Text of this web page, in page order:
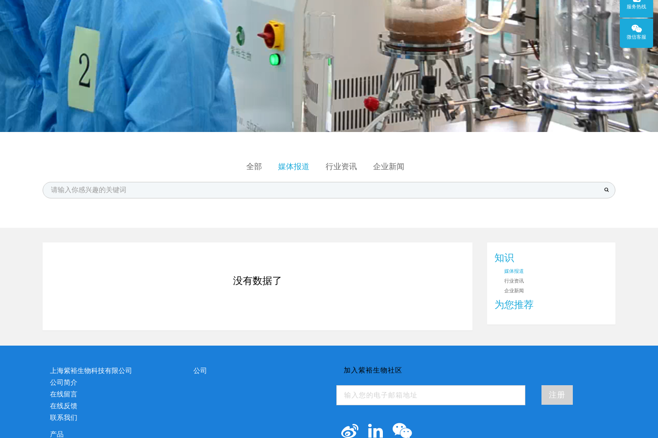
全部 媒体报道 行业资讯 企业新闻
没有数据了
知识
媒体报道
行业资讯
企业新闻
为您推荐
加入紫裕生物社区
注册
上海紫裕生物科技有限公司
公司简介
在线留言
在线反馈
联系我们
产品
公司
服务热线
微信客服